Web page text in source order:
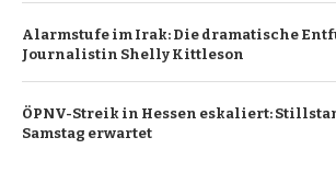
Alarmstufe im Irak: Die dramatische
Journalistin Shelly Kittleson
ÖPNV-Streik in Hessen eskaliert:
Samstag erwartet